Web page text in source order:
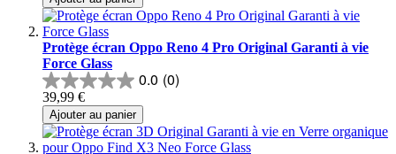
Protège écran Oppo Reno 4 Pro Original Garanti à vie
Force Glass
0.0 (0)
39,99 €
Ajouter au panier